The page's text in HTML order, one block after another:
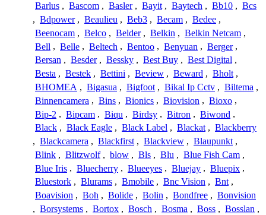
Barlus , Bascom , Basler , Bayit , Baytech , Bb10 , Bcs
, Bdpower , Beaulieu , Beb3 , Becam , Bedee ,
Beenocam , Belco , Belder , Belkin , Belkin Netcam ,
Bell , Belle , Beltech , Bentoo , Benyuan , Berger ,
Bersan , Besder , Bessky , Best Buy , Best Digital ,
Besta , Bestek , Bettini , Beview , Beward , Bholt ,
BHOMEA , Bigasua , Bigfoot , Bikal Ip Cctv , Biltema ,
Binnencamera , Bins , Bionics , Biovision , Bioxo ,
Bip-2 , Bipcam , Biqu , Birdsy , Bitron , Biwond ,
Black , Black Eagle , Black Label , Blackat , Blackberry
, Blackcamera , Blackfirst , Blackview , Blaupunkt ,
Blink , Blitzwolf , blow , Bls , Blu , Blue Fish Cam ,
Blue Iris , Bluecherry , Blueeyes , Bluejay , Bluepix ,
Bluestork , Blurams , Bmobile , Bnc Vision , Bnt ,
Boavision , Boh , Bolide , Bolin , Bondfree , Bonvision
, Borsystems , Bortox , Bosch , Bosma , Boss , Bosslan ,